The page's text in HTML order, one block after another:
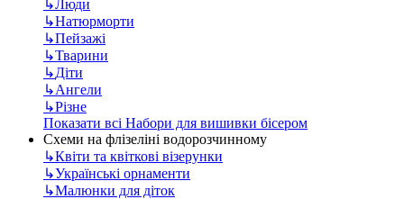
↳Люди
↳Натюрморти
↳Пейзажі
↳Тварини
↳Діти
↳Ангели
↳Різне
Показати всі Набори для вишивки бісером
Схеми на флізеліні водорозчинному
↳Квіти та квіткові візерунки
↳Українські орнаменти
↳Малюнки для діток